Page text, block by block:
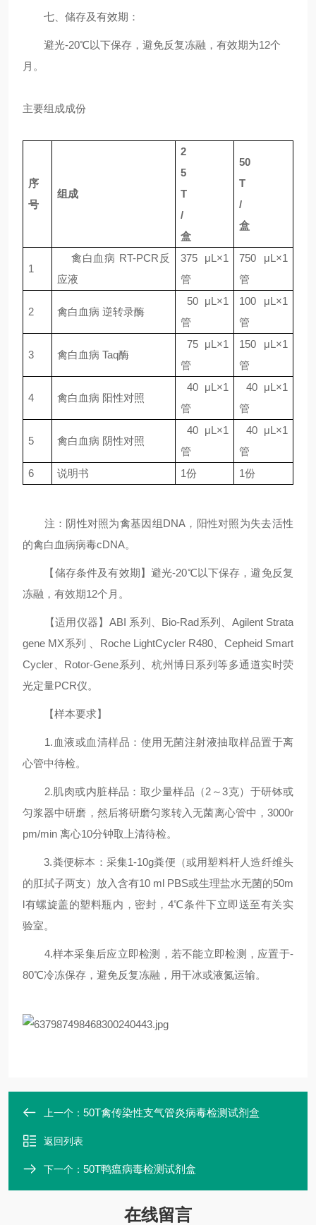
七、储存及有效期：
避光-20℃以下保存，避免反复冻融，有效期为12个
月。
主要组成成份
序
号
组成
2
5
T
/
盒
50
T
/
盒
1
禽白血病 RT-PCR 反
应液
375 μL×1
管
750 μL×1
管
2 禽白血病逆转录酶
50 μL×1
管
100 μL×1
管
3 禽白血病Taq酶
75 μL×1
管
150 μL×1
管
4 禽白血病 阳性对照
40 μL×1
管
40 μL×1
管
5 禽白血病 阴性对照
40 μL×1
管
40 μL×1
管
6
说明书 1份 1份
注：阴性对照为禽基因组DNA，阳性对照为失去活性
的禽白血病病毒cDNA。
【储存条件及有效期】避光-20℃以下保存，避免反复
冻融，有效期12个月。
【适用仪器】ABI 系列、Bio-Rad系列、Agilent Strata
gene MX系列 、Roche LightCycler R480、Cepheid Smart
Cycler、Rotor-Gene系列、杭州博日系列等多通道实时荧
光定量PCR仪。
【样本要求】
1.血液或血清样品：使用无菌注射液抽取样品置于离
心管中待检。
2.肌肉或内脏样品：取少量样品（2～3克）于研钵或
匀浆器中研磨，然后将研磨匀浆转入无菌离心管中，3000r
pm/min 离心10分钟取上清待检。
3.粪便标本：采集1-10g粪便（或用塑料杆人造纤维头
的肛拭子两支）放入含有10 ml PBS或生理盐水无菌的50m
l有螺旋盖的塑料瓶内，密封，4℃条件下立即送至有关实
验室。
4.样本采集后应立即检测，若不能立即检测，应置于-
80℃冷冻保存，避免反复冻融，用干冰或液氮运输。
上一个： 50T禽传染性支气管炎病毒检测试剂盒
返回列表
下一个： 50T鸭瘟病毒检测试剂盒
在线留言